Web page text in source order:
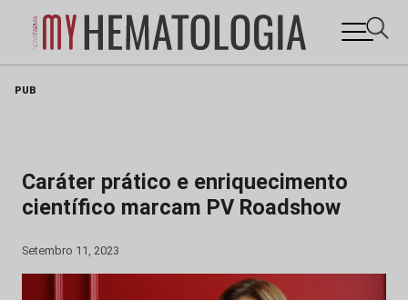
PUB
Caráter prático e enriquecimento
científico marcam PV Roadshow
Setembro 11, 2023